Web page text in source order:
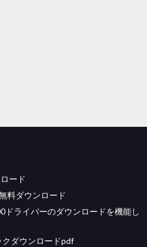
ード
料ダウンロード
ドライバーのダウンロードを機能し
ダウンロードpdf